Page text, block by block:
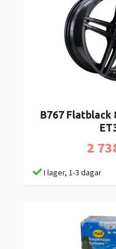
B767 Flatblack
2
I lager, 1-3 dagar